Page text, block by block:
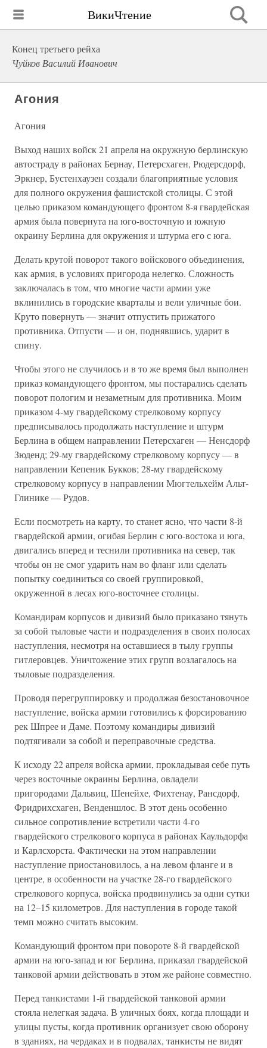
ВикиЧтение
Конец третьего рейха
Чуйков Василий Иванович
Агония
Агония
Выход наших войск 21 апреля на окружную берлинскую
автостраду в районах Бернау, Петерсхаген, Рюдерсдорф,
Эркнер, Бустенхаузен создали благоприятные условия
для полного окружения фашистской столицы. С этой
целью приказом командующего фронтом 8-я гвардейская
армия была повернута на юго-восточную и южную
окраину Берлина для окружения и штурма его с юга.
Делать крутой поворот такого войскового объединения,
как армия, в условиях пригорода нелегко. Сложность
заключалась в том, что многие части армии уже
вклинились в городские кварталы и вели уличные бои.
Круто повернуть — значит отпустить прижатого
противника. Отпусти — и он, поднявшись, ударит в
спину.
Чтобы этого не случилось и в то же время был выполнен
приказ командующего фронтом, мы постарались сделать
поворот пологим и незаметным для противника. Моим
приказом 4-му гвардейскому стрелковому корпусу
предписывалось продолжать наступление и штурм
Берлина в общем направлении Петерсхаген — Ненсдорф
Зюденд; 29-му гвардейскому стрелковому корпусу — в
направлении Кепеник Букков; 28-му гвардейскому
стрелковому корпусу в направлении Мюгтельхейм Альт-
Глинике — Рудов.
Если посмотреть на карту, то станет ясно, что части 8-й
гвардейской армии, огибая Берлин с юго-востока и юга,
двигались вперед и теснили противника на север, так
чтобы он не смог ударить нам во фланг или сделать
попытку соединиться со своей группировкой,
окруженной в лесах юго-восточнее столицы.
Командирам корпусов и дивизий было приказано тянуть
за собой тыловые части и подразделения в своих полосах
наступления, несмотря на оставшиеся в тылу группы
гитлеровцев. Уничтожение этих групп возлагалось на
тыловые подразделения.
Проводя перегруппировку и продолжая безостановочное
наступление, войска армии готовились к форсированию
рек Шпрее и Даме. Поэтому командиры дивизий
подтягивали за собой и переправочные средства.
К исходу 22 апреля войска армии, прокладывая себе путь
через восточные окраины Берлина, овладели
пригородами Дальвиц, Шенейхе, Фихтенау, Рансдорф,
Фридрихсхаген, Венденшлос. В этот день особенно
сильное сопротивление встретили части 4-го
гвардейского стрелкового корпуса в районах Каульдорфа
и Карлсхорста. Фактически на этом направлении
наступление приостановилось, а на левом фланге и в
центре, в особенности на участке 28-го гвардейского
стрелкового корпуса, войска продвинулись за одни сутки
на 12–15 километров. Для наступления в городе такой
темп можно считать высоким.
Командующий фронтом при повороте 8-й гвардейской
армии на юго-запад и юг Берлина, приказал гвардейской
танковой армии действовать в этом же районе совместно.
Перед танкистами 1-й гвардейской танковой армии
стояла нелегкая задача. В уличных боях, когда площади и
улицы пусты, когда противник организует свою оборону
в зданиях, на чердаках и в подвалах, танкисты не видят